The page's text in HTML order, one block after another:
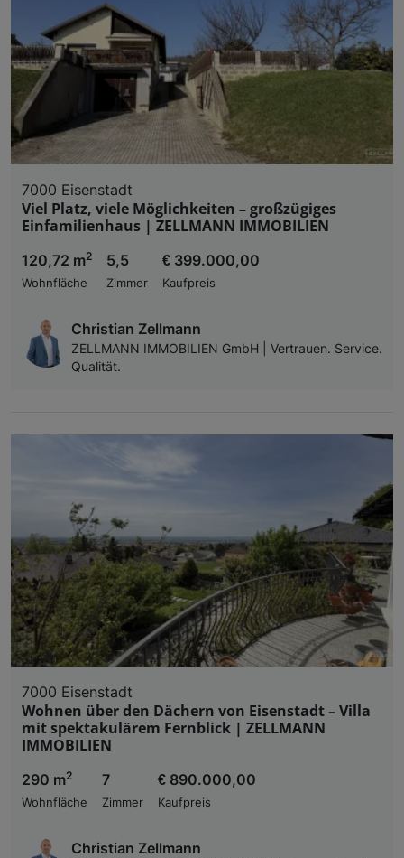
7000 Eisenstadt
Viel Platz, viele Möglichkeiten – großzügiges
Einfamilienhaus | ZELLMANN IMMOBILIEN
120,72 m2
Wohnfläche
5,5
Zimmer
€ 399.000,00
Kaufpreis
Christian Zellmann
ZELLMANN IMMOBILIEN GmbH | Vertrauen. Service.
Qualität.
7000 Eisenstadt
Wohnen über den Dächern von Eisenstadt – Villa
mit spektakulärem Fernblick | ZELLMANN
IMMOBILIEN
290 m2
Wohnfläche
7
Zimmer
€ 890.000,00
Kaufpreis
Christian Zellmann